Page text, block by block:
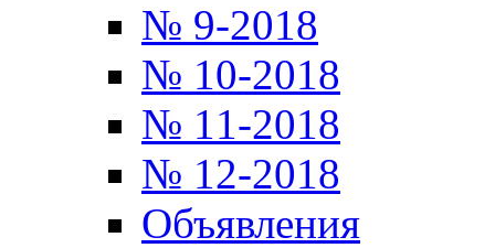
№ 9-2018
№ 10-2018
№ 11-2018
№ 12-2018
Объявления